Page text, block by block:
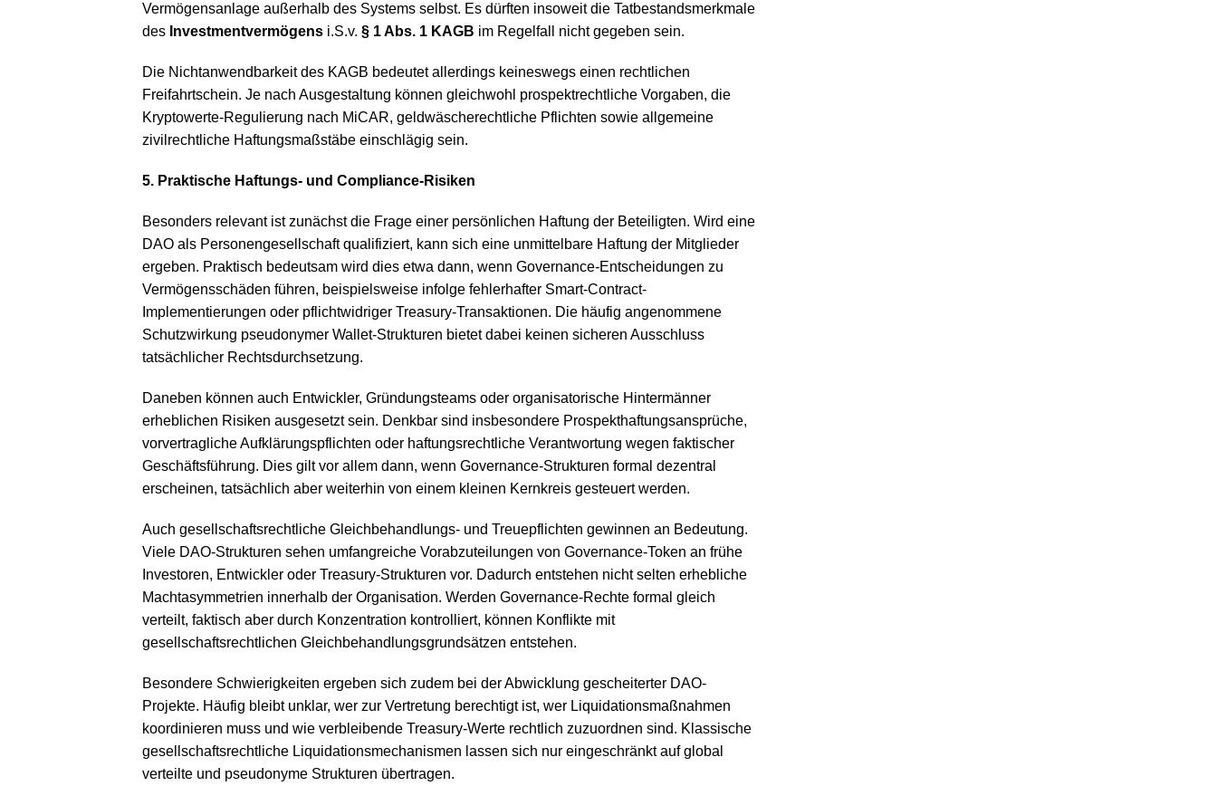
Vermögensanlage außerhalb des Systems selbst. Es dürften insoweit die Tatbestandsmerkmale
des Investmentvermögens i.S.v. § 1 Abs. 1 KAGB im Regelfall nicht gegeben sein.
Die Nichtanwendbarkeit des KAGB bedeutet allerdings keineswegs einen rechtlichen
Freifahrtschein. Je nach Ausgestaltung können gleichwohl prospektrechtliche Vorgaben, die
Kryptowerte-Regulierung nach MiCAR, geldwäscherechtliche Pflichten sowie allgemeine
zivilrechtliche Haftungsmaßstäbe einschlägig sein.
5. Praktische Haftungs- und Compliance-Risiken
Besonders relevant ist zunächst die Frage einer persönlichen Haftung der Beteiligten. Wird eine
DAO als Personengesellschaft qualifiziert, kann sich eine unmittelbare Haftung der Mitglieder
ergeben. Praktisch bedeutsam wird dies etwa dann, wenn Governance-Entscheidungen zu
Vermögensschäden führen, beispielsweise infolge fehlerhafter Smart-Contract-
Implementierungen oder pflichtwidriger Treasury-Transaktionen. Die häufig angenommene
Schutzwirkung pseudonymer Wallet-Strukturen bietet dabei keinen sicheren Ausschluss
tatsächlicher Rechtsdurchsetzung.
Daneben können auch Entwickler, Gründungsteams oder organisatorische Hintermänner
erheblichen Risiken ausgesetzt sein. Denkbar sind insbesondere Prospekthaftungsansprüche,
vorvertragliche Aufklärungspflichten oder haftungsrechtliche Verantwortung wegen faktischer
Geschäftsführung. Dies gilt vor allem dann, wenn Governance-Strukturen formal dezentral
erscheinen, tatsächlich aber weiterhin von einem kleinen Kernkreis gesteuert werden.
Auch gesellschaftsrechtliche Gleichbehandlungs- und Treuepflichten gewinnen an Bedeutung.
Viele DAO-Strukturen sehen umfangreiche Vorabzuteilungen von Governance-Token an frühe
Investoren, Entwickler oder Treasury-Strukturen vor. Dadurch entstehen nicht selten erhebliche
Machtasymmetrien innerhalb der Organisation. Werden Governance-Rechte formal gleich
verteilt, faktisch aber durch Konzentration kontrolliert, können Konflikte mit
gesellschaftsrechtlichen Gleichbehandlungsgrundsätzen entstehen.
Besondere Schwierigkeiten ergeben sich zudem bei der Abwicklung gescheiterter DAO-
Projekte. Häufig bleibt unklar, wer zur Vertretung berechtigt ist, wer Liquidationsmaßnahmen
koordinieren muss und wie verbleibende Treasury-Werte rechtlich zuzuordnen sind. Klassische
gesellschaftsrechtliche Liquidationsmechanismen lassen sich nur eingeschränkt auf global
verteilte und pseudonyme Strukturen übertragen.